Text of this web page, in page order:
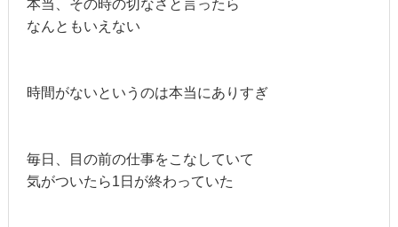
本当、その時の切なさと言ったら
なんともいえない
時間がないというのは本当にありすぎ
毎日、目の前の仕事をこなしていて
気がついたら1日が終わっていた